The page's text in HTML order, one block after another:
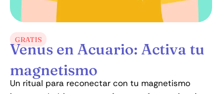
GRATIS
Venus en Acuario: Activa tu
magnetismo
Un ritual para reconectar con tu magnetismo